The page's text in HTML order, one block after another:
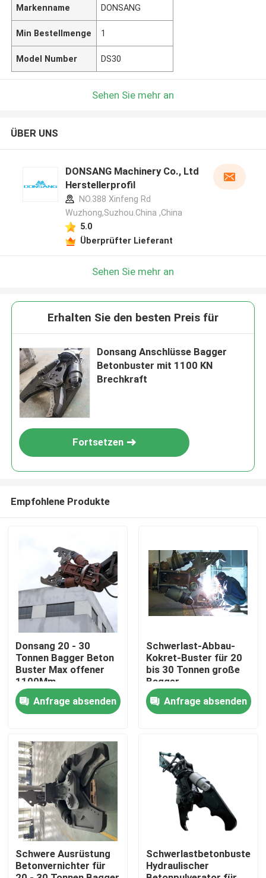
Haus
Produkte
VR Show
Markenname DONSANG
Min Bestellmenge 1
Model Number DS30
Sehen Sie mehr an
ÜBER UNS
DONSANG Machinery Co., Ltd
Herstellerprofil
NO.388 Xinfeng Rd
Wuzhong,Suzhou.China ,China
5.0
Überprüfter Lieferant
Sehen Sie mehr an
Erhalten Sie den besten Preis für
Donsang Anschlüsse Bagger
Betonbuster mit 1100 KN
Brechkraft
Fortsetzen
Empfohlene Produkte
Donsang 20 - 30
Tonnen Bagger Beton
Buster Max offener
1100Mm
Anfrage absenden
Schwerlast-Abbau-
Kokret-Buster für 20
bis 30 Tonnen große
Bagger
Anfrage absenden
Schwere Ausrüstung
Betonvernichter für
Schwerlastbetonbuster
Hydraulischer